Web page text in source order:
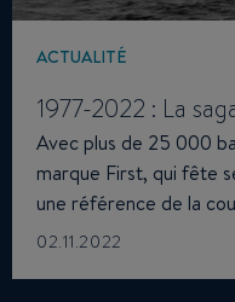
ACTUALITÉ
1977-2022 : La
Avec plus de 25 000
marque First, qui fête
une référence de la
02.11.2022